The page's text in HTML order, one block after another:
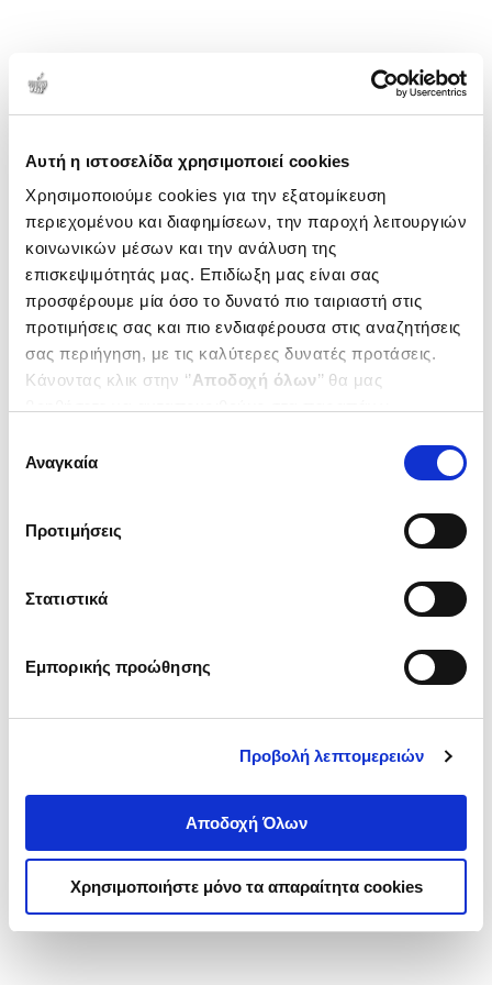
Αυτή η ιστοσελίδα χρησιμοποιεί cookies
Χρησιμοποιούμε cookies για την εξατομίκευση
περιεχομένου και διαφημίσεων, την παροχή λειτουργιών
κοινωνικών μέσων και την ανάλυση της
επισκεψιμότητάς μας. Επιδίωξη μας είναι σας
προσφέρουμε μία όσο το δυνατό πιο ταιριαστή στις
προτιμήσεις σας και πιο ενδιαφέρουσα στις αναζητήσεις
σας περιήγηση, με τις καλύτερες δυνατές προτάσεις.
Κάνοντας κλικ στην ‘’Αποδοχή όλων’’ θα μας
ενδιαφέρουν και να επιλέξετε από τα παρακάτω με την
΄΄και να ενημερωθείτε σχετικά με
συγκατάθεσης
Αναγκαία
Προτιμήσεις
Στατιστικά
Εμπορικής προώθησης
Προβολή λεπτομερειών
Αποδοχή Όλων
Χρησιμοποιήστε μόνο τα απαραίτητα cookies